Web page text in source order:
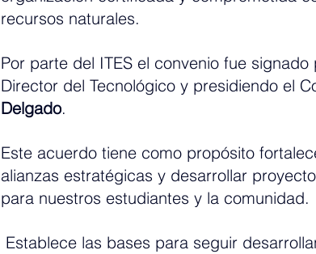
recursos naturales.
Por parte del ITES el convenio fue signado
Director del Tecnológico y presidiendo el
Delgado.
Este acuerdo tiene como propósito
alianzas estratégicas y desarrollar
para nuestros estudiantes y la comunidad.
Establece las bases para seguir